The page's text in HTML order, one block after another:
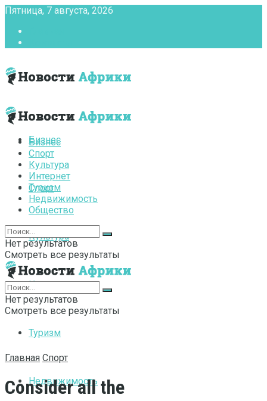
Пятница, 7 августа, 2026
Бизнес
Спорт
Культура
Интернет
Туризм
Недвижимость
Бизнес
Спорт
Культура
Интернет
Туризм
Недвижимость
Общество
Нет результатов
Смотреть все результаты
Нет результатов
Смотреть все результаты
Главная Спорт
Consider all the